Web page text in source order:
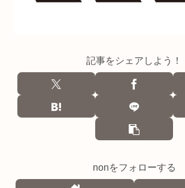
記事をシェアしよう！
nonをフォローする